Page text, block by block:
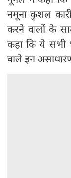
नमूना कुशल
करने वालों के
कहा कि ये सभी
वाले इन असाधारण